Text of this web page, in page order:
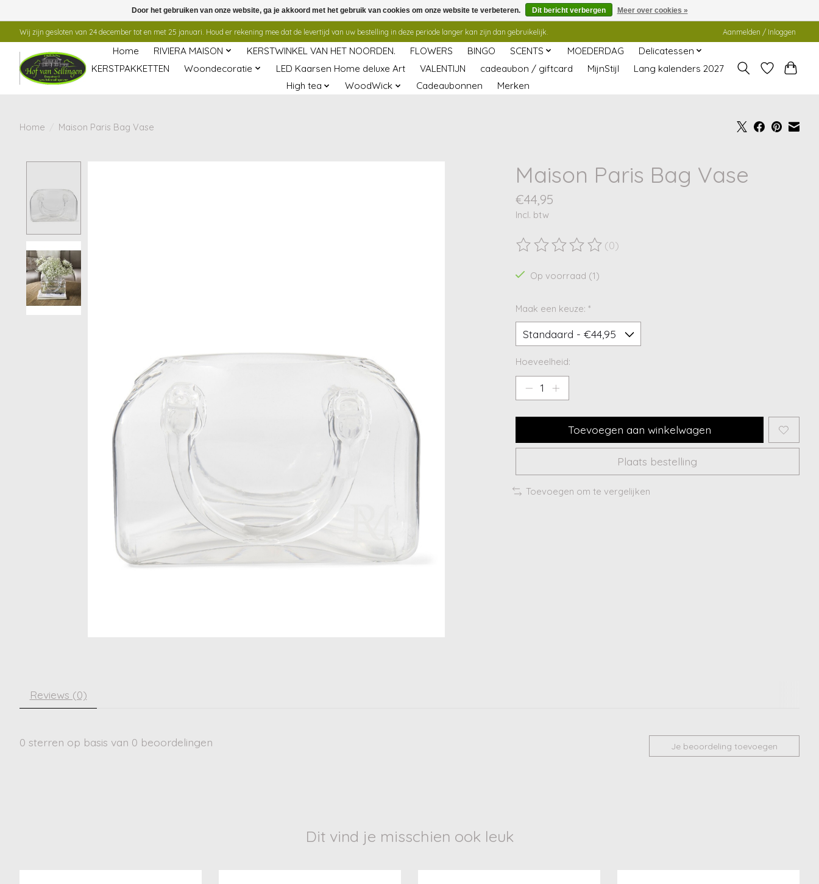
Wij zijn gesloten van 24 december tot en met 25 januari. Houd er rekening mee dat de levertijd van uw bestelling in deze periode langer kan zijn dan gebruikelijk. Aanmelden / Inloggen
Home RIVIERA MAISON KERSTWINKEL VAN HET NOORDEN. FLOWERS BINGO SCENTS MOEDERDAG
Delicatessen
KERSTPAKKETTEN
Woondecoratie LED Kaarsen Home deluxe Art VALENTIJN cadeaubon / giftcard MijnStijl
Lang kalenders 2027
High tea
WoodWick Cadeaubonnen Merken
Home Maison Paris Bag Vase
Maison Paris Bag Vase
€44,95
Incl. btw
De beoordeling van dit product is
(0)
Op voorraad (1)
Maak een keuze: *
Hoeveelheid:
Toevoegen aan winkelwagen
Plaats bestelling
Toevoegen om te vergelijken
Reviews (0)
0 sterren op basis van 0 beoordelingen Je beoordeling toevoegen
Dit vind je misschien ook leuk
Door het gebruiken van onze website, ga je akkoord met het gebruik van cookies om onze website te verbeteren. Dit bericht verbergen Meer over cookies »